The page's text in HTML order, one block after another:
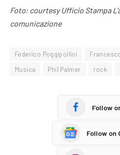
Foto: courtesy Ufficio Stampa
comunicazione
Federico Poggipollini
Musica
Phil Palmer rock
Follow
Follow on